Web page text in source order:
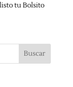
tu Bolsito